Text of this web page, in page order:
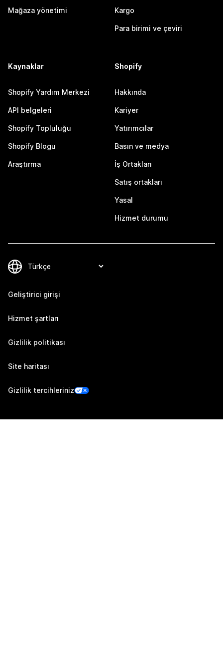
Mağaza yönetimi Kargo
Para birimi ve çeviri
Kaynaklar
Shopify Yardım Merkezi
API belgeleri
Shopify Topluluğu
Shopify Blogu
Araştırma
Shopify
Hakkında
Kariyer
Yatırımcılar
Basın ve medya
İş Ortakları
Satış ortakları
Yasal
Hizmet durumu
Geliştirici girişi
Hizmet şartları
Gizlilik politikası
Site haritası
Gizlilik tercihleriniz